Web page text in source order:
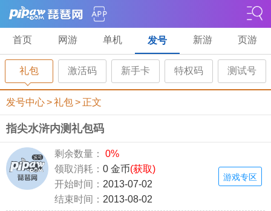
首页 网游 单机 发号 新游 页游
礼包 激活码 新手卡 特权码 测试号
发号中心>礼包> 正文
指尖水浒内测礼包码
剩余数量：
0%
领取消耗： 0 金币(获取)
开始时间： 2013-07-02
结束时间： 2013-08-02
游戏专区